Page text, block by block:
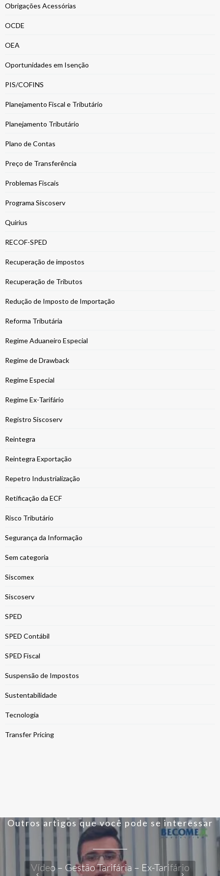
Obrigações Acessórias
OCDE
OEA
Oportunidades em Isenção
PIS/COFINS
Planejamento Fiscal e Tributário
Planejamento Tributário
Plano de Contas
Preço de Transferência
Problemas Fiscais
Programa Siscoserv
Quirius
RECOF-SPED
Recuperação de impostos
Recuperação de Tributos
Redução de Imposto de Importação
Reforma Tributária
Regime Aduaneiro Especial
Regime de Drawback
Regime Especial
Regime Ex-Tarifário
Registro Siscoserv
Reintegra
Reintegra Exportação
Repetro Industrialização
Retificação da ECF
Risco Tributário
Segurança da Informação
Sem categoria
Siscomex
Siscoserv
SPED
SPED Contábil
SPED Fiscal
Suspensão de Impostos
Sustentabilidade
Tecnologia
Transfer Pricing
Outros artigos que você pode se interessar
Vídeo – Gestão Tarifária – Ex-Tarifário